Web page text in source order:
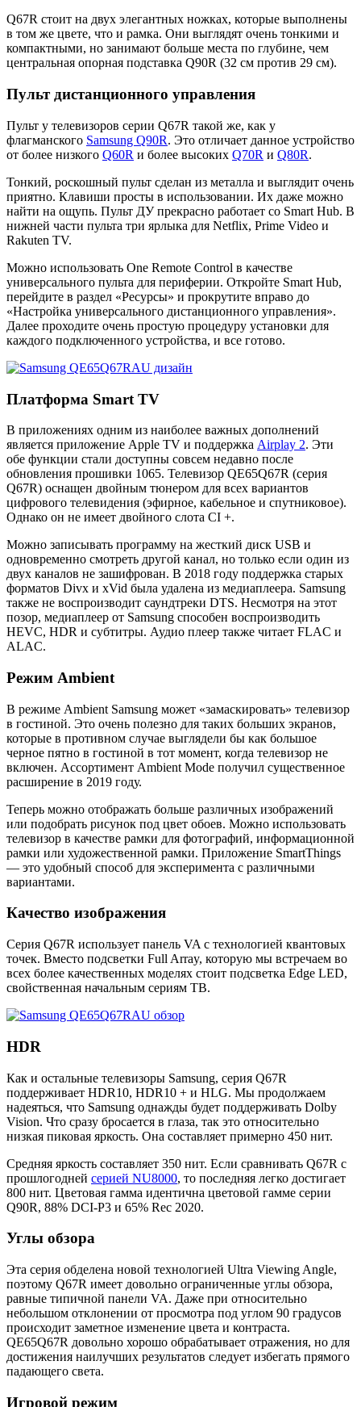
Q67R стоит на двух элегантных ножках, которые выполнены
в том же цвете, что и рамка. Они выглядят очень тонкими и
компактными, но занимают больше места по глубине, чем
центральная опорная подставка Q90R (32 см против 29 см).
Пульт дистанционного управления
Пульт у телевизоров серии Q67R такой же, как у
флагманского Samsung Q90R. Это отличает данное устройство
от более низкого Q60R и более высоких Q70R и Q80R.
Тонкий, роскошный пульт сделан из металла и выглядит очень
приятно. Клавиши просты в использовании. Их даже можно
найти на ощупь. Пульт ДУ прекрасно работает со Smart Hub. В
нижней части пульта три ярлыка для Netflix, Prime Video и
Rakuten TV.
Можно использовать One Remote Control в качестве
универсального пульта для периферии. Откройте Smart Hub,
перейдите в раздел «Ресурсы» и прокрутите вправо до
«Настройка универсального дистанционного управления».
Далее проходите очень простую процедуру установки для
каждого подключенного устройства, и все готово.
Платформа Smart TV
В приложениях одним из наиболее важных дополнений
является приложение Apple TV и поддержка Airplay 2. Эти
обе функции стали доступны совсем недавно после
обновления прошивки 1065. Телевизор QE65Q67R (серия
Q67R) оснащен двойным тюнером для всех вариантов
цифрового телевидения (эфирное, кабельное и спутниковое).
Однако он не имеет двойного слота CI +.
Можно записывать программу на жесткий диск USB и
одновременно смотреть другой канал, но только если один из
двух каналов не зашифрован. В 2018 году поддержка старых
форматов Divx и xVid была удалена из медиаплеера. Samsung
также не воспроизводит саундтреки DTS. Несмотря на этот
позор, медиаплеер от Samsung способен воспроизводить
HEVC, HDR и субтитры. Аудио плеер также читает FLAC и
ALAC.
Режим Ambient
В режиме Ambient Samsung может «замаскировать» телевизор
в гостиной. Это очень полезно для таких больших экранов,
которые в противном случае выглядели бы как большое
черное пятно в гостиной в тот момент, когда телевизор не
включен. Ассортимент Ambient Mode получил существенное
расширение в 2019 году.
Теперь можно отображать больше различных изображений
или подобрать рисунок под цвет обоев. Можно использовать
телевизор в качестве рамки для фотографий, информационной
рамки или художественной рамки. Приложение SmartThings
— это удобный способ для эксперимента с различными
вариантами.
Качество изображения
Серия Q67R использует панель VA с технологией квантовых
точек. Вместо подсветки Full Array, которую мы встречаем во
всех более качественных моделях стоит подсветка Edge LED,
свойственная начальным сериям ТВ.
HDR
Как и остальные телевизоры Samsung, серия Q67R
поддерживает HDR10, HDR10 + и HLG. Мы продолжаем
надеяться, что Samsung однажды будет поддерживать Dolby
Vision. Что сразу бросается в глаза, так это относительно
низкая пиковая яркость. Она составляет примерно 450 нит.
Средняя яркость составляет 350 нит. Если сравнивать Q67R с
прошлогодней серией NU8000, то последняя легко достигает
800 нит. Цветовая гамма идентична цветовой гамме серии
Q90R, 88% DCI-P3 и 65% Rec 2020.
Углы обзора
Эта серия обделена новой технологией Ultra Viewing Angle,
поэтому Q67R имеет довольно ограниченные углы обзора,
равные типичной панели VA. Даже при относительно
небольшом отклонении от просмотра под углом 90 градусов
происходит заметное изменение цвета и контраста.
QE65Q67R довольно хорошо обрабатывает отражения, но для
достижения наилучших результатов следует избегать прямого
падающего света.
Игровой режим